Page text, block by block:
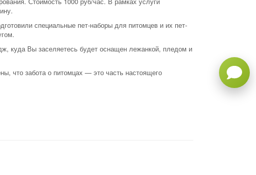
специальные пет-наборы для питомцев и их пет-
куда Вы заселяетесь будет оснащен лежанкой, пледом и
что забота о питомцах — это часть настоящего